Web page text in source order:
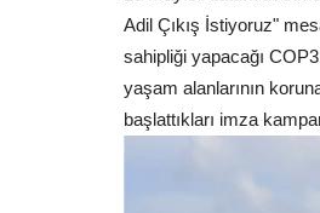
Adil Çıkış İstiyoruz"
sahipliği yapacağı
yaşam alanlarının
başlattıkları imza